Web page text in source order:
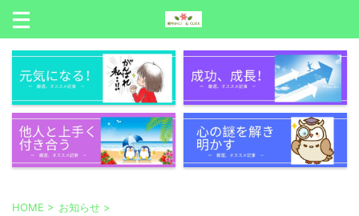
HOME > お知らせ >